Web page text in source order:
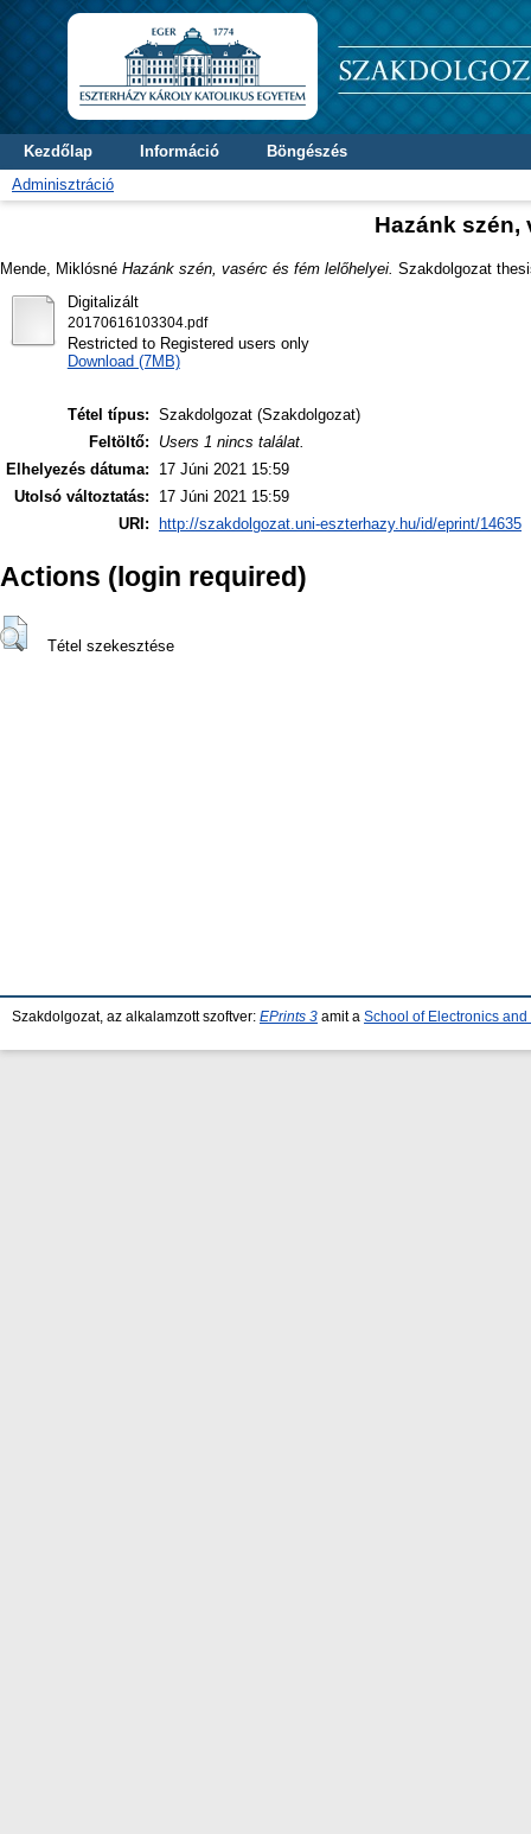
Kezdőlap Információ
Böngészés
Adminisztráció
Hazánk szén,
Mende, Miklósné Hazánk szén, vasérc és fém lelőhelyei. Szakdolgozat
Digitalizált
20170616103304.pdf
Restricted to Registered users only
Download (7MB)
Tétel típus: Szakdolgozat (Szakdolgozat)
Feltöltő:
Users 1 nincs találat.
Elhelyezés dátuma:
17 Júni 2021 15:59
Utolsó változtatás:
17 Júni 2021 15:59
URI:
http://szakdolgozat.uni-eszterhazy.hu/id/eprint/14635
Actions (login required)
Tétel szekesztése
Szakdolgozat, az alkalamzott szoftver: EPrints 3 amit a School of Electronics